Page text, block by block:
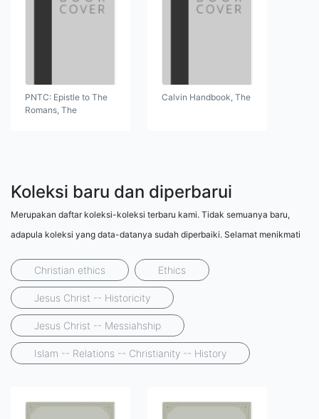
PNTC: Epistle to The
Romans, The
Calvin Handbook, The
Koleksi baru dan diperbarui
Merupakan daftar koleksi-koleksi terbaru kami. Tidak semuanya baru,
adapula koleksi yang data-datanya sudah diperbaiki. Selamat menikmati
Christian ethics Ethics
Jesus Christ -- Historicity
Jesus Christ -- Messiahship
Islam -- Relations -- Christianity -- History